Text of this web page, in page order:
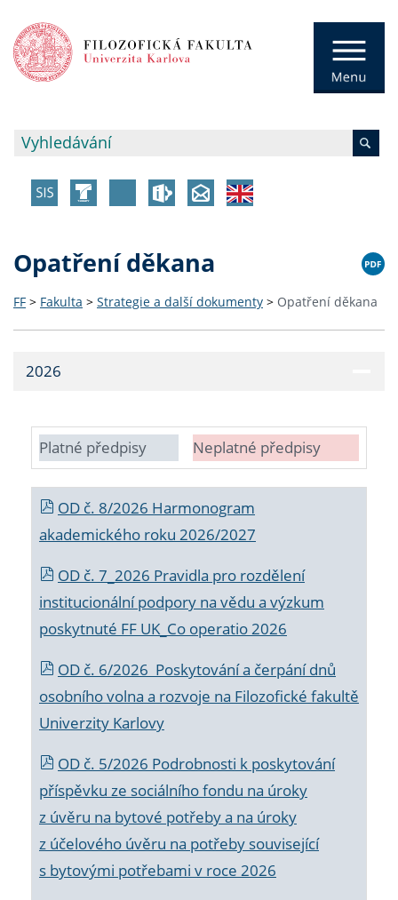
Opatření děkana
FF > Fakulta > Strategie a další dokumenty > Opatření děkana
2026
Platné předpisy Neplatné předpisy
OD č. 8/2026 Harmonogram
akademického roku 2026/2027
OD č. 7_2026 Pravidla pro rozdělení
institucionální podpory na vědu a výzkum
poskytnuté FF UK_Co operatio 2026
OD č. 6/2026 Poskytování a čerpání dnů
osobního volna a rozvoje na Filozofické fakultě
Univerzity Karlovy
OD č. 5/2026 Podrobnosti k poskytování
příspěvku ze sociálního fondu na úroky
z úvěru na bytové potřeby a na úroky
z účelového úvěru na potřeby související
s bytovými potřebami v roce 2026